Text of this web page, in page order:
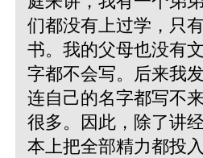
们都没有上过学，只
书。我的父母也没有
字都不会写。后来我
连自己的名字都写不
很多。因此，除了讲
本上把全部精力都投